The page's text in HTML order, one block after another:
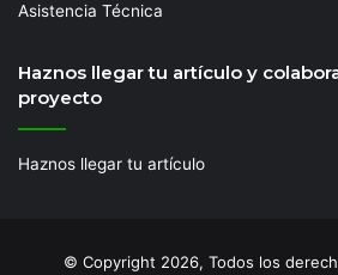
Asistencia Técnica
Haznos llegar tu artículo y
proyecto
Haznos llegar tu artículo
© Copyright 2026, Todos los